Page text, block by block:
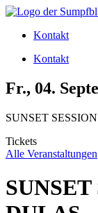
Zum
wechselnKontakt
Kontakt
Fr., 04.
SUNSET
Tickets
Alle Veranstaltungen